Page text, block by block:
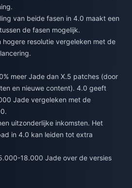
van beide fasen in 4.0 maakt een
de fasen mogelijk.
resolutie vergeleken met de
meer Jade dan X.5 patches (door
en nieuwe content). 4.0 geeft
Jade vergeleken met de
uitzonderlijke inkomsten. Het
in 4.0 kan leiden tot extra
18.000 Jade over de versies